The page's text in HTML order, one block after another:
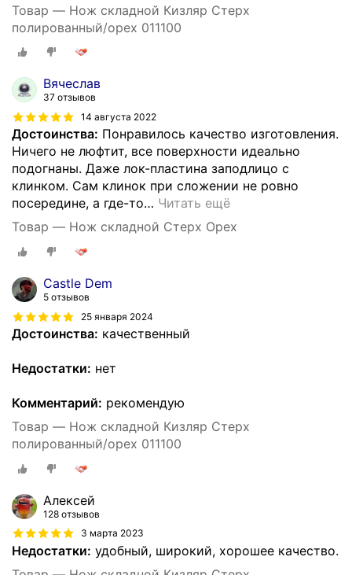
Товар — Нож складной Кизляр Стерх
полированный/орех 011100
Вячеслав
37 отзывов
14 августа 2022
Достоинства: Понравилось качество изготовления.
Ничего не люфтит, все поверхности идеально
подогнаны. Даже лок-пластина заподлицо с
клинком. Сам клинок при сложении не ровно
посередине, а где-то… Читать ещё
Товар — Нож складной Стерх Орех
Castle Dem
5 отзывов
25 января 2024
Достоинства: качественный
Недостатки: нет
Комментарий: рекомендую
Товар — Нож складной Кизляр Стерх
полированный/орех 011100
Алексей
128 отзывов
3 марта 2023
Недостатки: удобный, широкий, хорошее качество.